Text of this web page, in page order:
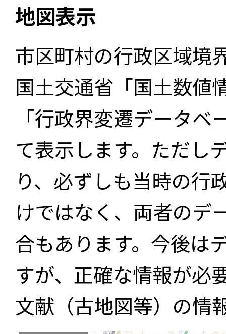
地図表示
市区町村の行政区域境
国土交通省「国土数値
「行政界変遷データ
て表示します。ただし
り、必ずしも当時の行
けではなく、両者のデ
合もあります。今後は
すが、正確な情報が必
文献（古地図等）の情